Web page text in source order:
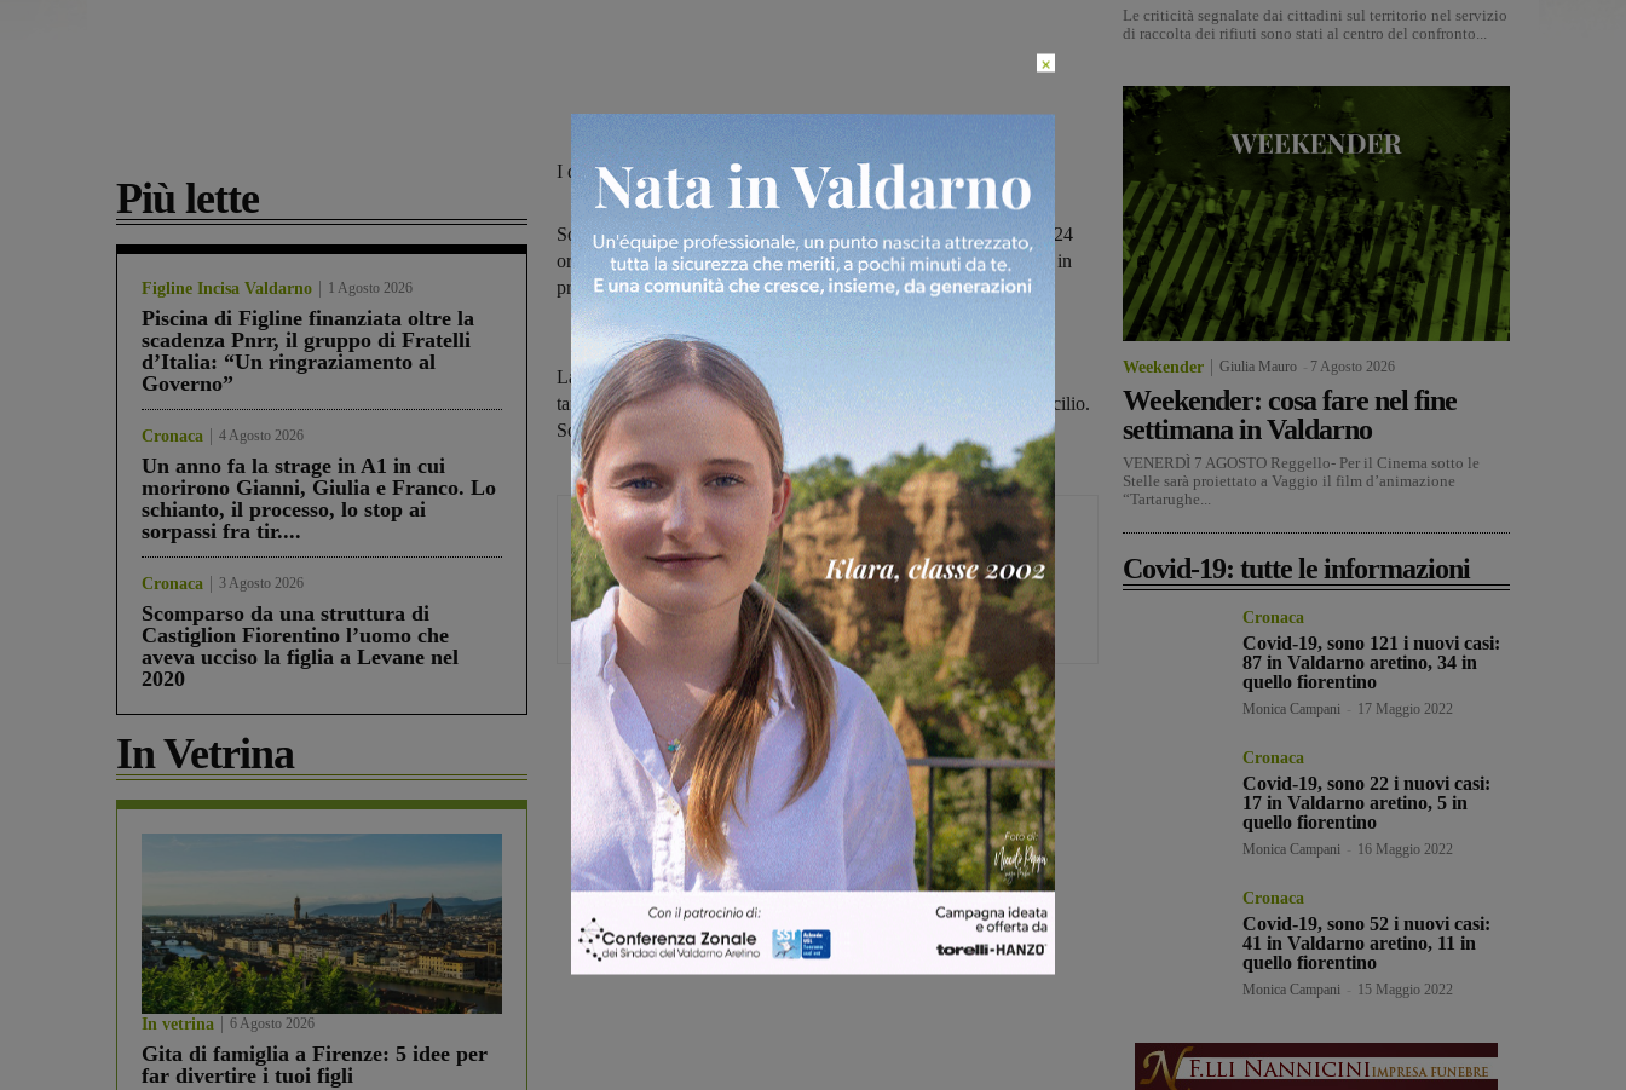
Più lette
Figline Incisa Valdarno 1 Agosto 2026
Piscina di Figline finanziata oltre la
scadenza Pnrr, il gruppo di Fratelli
d’Italia: “Un ringraziamento al
Governo”
Cronaca 4 Agosto 2026
Un anno fa la strage in A1 in cui
morirono Gianni, Giulia e Franco. Lo
schianto, il processo, lo stop ai
sorpassi fra tir....
Cronaca 3 Agosto 2026
Scomparso da una struttura di
Castiglion Fiorentino l’uomo che
aveva ucciso la figlia a Levane nel
2020
In Vetrina
In vetrina 6 Agosto 2026
Gita di famiglia a Firenze: 5 idee per
far divertire i tuoi figli
I dati della Asl Toscana sud est e della Asl Toscana centro
Sono 65 i nuovi casi positivi al coronavirus registrati nelle ultime 24
ore in provincia di Arezzo:20 in Valdarno aretino. 151, invece, in
provincia di Firenze:9 in Valdarno fiorentino.
La Asl Toscana sud est in provincia di Arezzo ha effettuato 1373
tamponi ed ha in carico 1519 persone positive di cui 1160 a domicilio.
Sono 4306i contatti stretti in quarantena, 107 i guariti.
Monica Campani
Direttore
Share
Le criticità segnalate dai cittadini sul territorio nel servizio
di raccolta dei rifiuti sono stati al centro del confronto...
Weekender Giulia Mauro 7 Agosto 2026
Weekender: cosa fare nel fine
settimana in Valdarno
VENERDÌ 7 AGOSTO Reggello- Per il Cinema sotto le
Stelle sarà proiettato a Vaggio il film d’animazione
“Tartarughe...
Covid-19: tutte le informazioni
Cronaca
Covid-19, sono 121 i nuovi casi:
87 in Valdarno aretino, 34 in
quello fiorentino
Monica Campani 17 Maggio 2022
Cronaca
Covid-19, sono 22 i nuovi casi:
17 in Valdarno aretino, 5 in
quello fiorentino
Monica Campani 16 Maggio 2022
Cronaca
Covid-19, sono 52 i nuovi casi:
41 in Valdarno aretino, 11 in
quello fiorentino
Monica Campani 15 Maggio 2022
×